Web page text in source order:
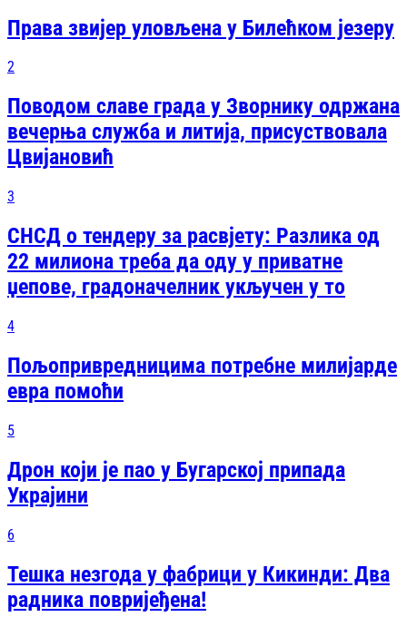
Права звијер уловљена у Билећком језеру
2
Поводом славе града у Зворнику одржана
вечерња служба и литија, присуствовала
Цвијановић
3
СНСД о тендеру за расвјету: Разлика од
22 милиона треба да оду у приватне
џепове, градоначелник укључен у то
4
Пољопривредницима потребне милијарде
евра помоћи
5
Дрон који је пао у Бугарској припада
Украјини
6
Тешка незгода у фабрици у Кикинди: Два
радника повријеђена!